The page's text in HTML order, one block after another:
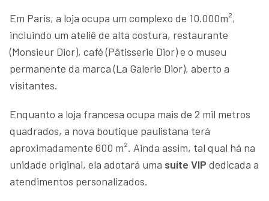
Em Paris, a loja ocupa um complexo de 10.000m²,
incluindo um ateliê de alta costura, restaurante
(Monsieur Dior), café (Pâtisserie Dior) e o museu
permanente da marca (La Galerie Dior), aberto a
visitantes.
Enquanto a loja francesa ocupa mais de 2 mil metros
quadrados, a nova boutique paulistana terá
aproximadamente 600 m². Ainda assim, tal qual há na
unidade original, ela adotará uma suíte VIP dedicada a
atendimentos personalizados.